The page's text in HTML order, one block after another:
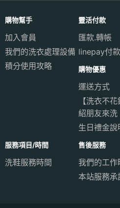
購物幫手
加入會員
我們的洗衣處理設備
積分使用攻略
靈活付款
匯款.轉帳
linepay付款
購物優惠
運送方式
【洗衣不
紹朋友來洗
生日禮金說
服務項目/時間
洗鞋服務時間
售後服務
我們的工作
本站服務承